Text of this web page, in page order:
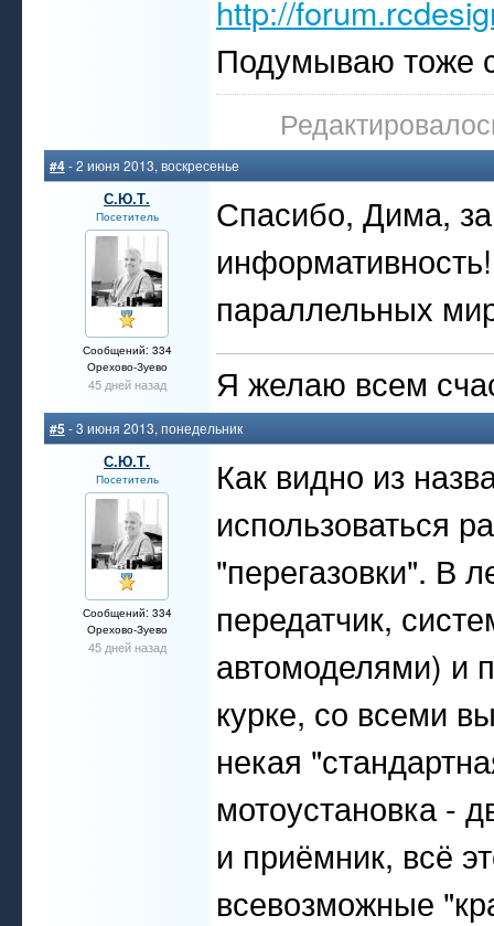
http://
Подумываю тоже
#4- 2 июня 2013, воскресенье
С.Ю.Т.
Посетитель
Сообщений: 334
Орехово-Зуево
45 дней назад
Спасибо, Дима,
параллельных
Я желаю всем
#5 - 3 июня 2013, понедельник
С.Ю.Т.
Посетитель
Сообщений: 334
Орехово-Зуево
45 дней назад
Как видно из
использоваться
"перегазовки". В
передатчик,
автомоделями) и
курке, со всеми
некая
мотоустановка -
и приёмник, всё
всевозможные